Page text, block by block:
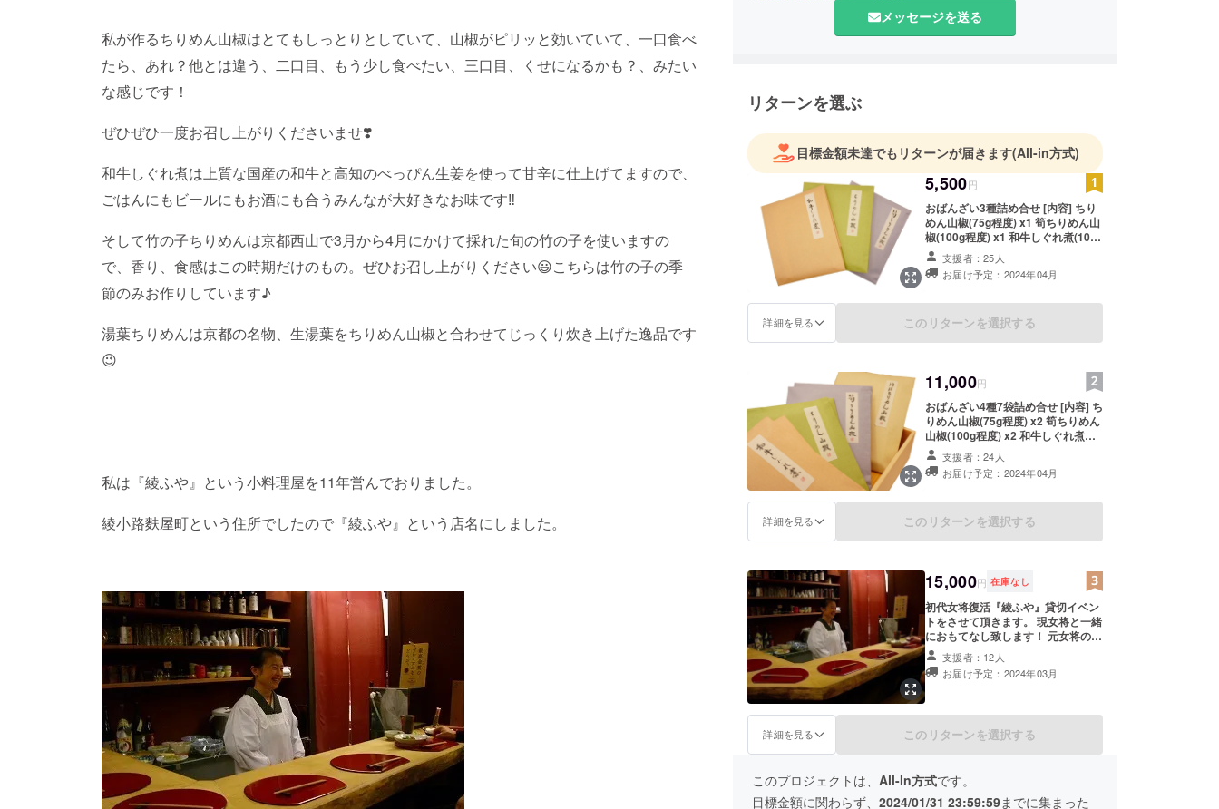
私が作るちりめん山椒はとてもしっとりとしていて、山椒がピリッと効いていて、一口食べ
たら、あれ？他とは違う、二口目、もう少し食べたい、三口目、くせになるかも？、みたい
な感じです！
ぜひぜひ一度お召し上がりくださいませ❣️
和牛しぐれ煮は上質な国産の和牛と高知のべっぴん生姜を使って甘辛に仕上げてますので、
ごはんにもビールにもお酒にも合うみんなが大好きなお味です‼️
そして竹の子ちりめんは京都西山で3月から4月にかけて採れた旬の竹の子を使いますの
で、香り、食感はこの時期だけのもの。ぜひお召し上がりください😃こちらは竹の子の季
節のみお作りしています♪
湯葉ちりめんは京都の名物、生湯葉をちりめん山椒と合わせてじっくり炊き上げた逸品です
😉
私は『綾ふや』という小料理屋を11年営んでおりました。
綾小路麩屋町という住所でしたので『綾ふや』という店名にしました。
メッセージを送る
リターンを選ぶ
目標金額未達でもリターンが届きます(All-in方式)
5,500円
おばんざい3種詰め合せ [内容] ちり
めん山椒(75g程度) x1 筍ちりめん山
椒(100g程度) x1 和牛しぐれ煮(100g
程度) x1 消費期限、原材料及び添加
物等の食品表示はお届け商品のラベ
ルに表記されます。 商品開封前には
い。
支援者：25人
お届け予定：2024年04月
詳細を見る このリターンを選択する
11,000円
おばんざい4種7袋詰め合せ [内容] ち
りめん山椒(75g程度) x2 筍ちりめん
山椒(100g程度) x2 和牛しぐれ煮
(100g程度) x2 湯葉しぐれ煮(100g程
度) x1 消費期限、原材料及び添加物
等の食品表示はお届け商品のラベル
ベルや注意書きをご確認ください。
支援者：24人
お届け予定：2024年04月
詳細を見る このリターンを選択する
15,000円 在庫なし
初代女将復活『綾ふや』貸切イベン
トをさせて頂きます。 現女将と一緒
におもてなし致します！ 元女将の手
料理のコースとそれに合わせたお酒
を提供致します。 3月16日（土）
18:00~ を予定しております。 [お願
塩屋町54−1 [注意] 現地までの交通
支援者：12人
お届け予定：2024年03月
詳細を見る このリターンを選択する
このプロジェクトは、 All-In方式です。
目標金額に関わらず、 2024/01/31 23:59:59までに集まった